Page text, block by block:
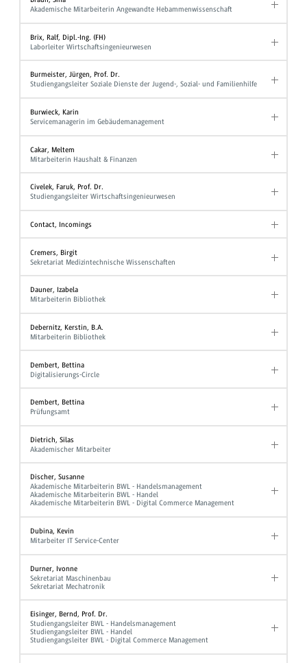
Akademische Mitarbeiterin Angewandte Hebammenwissenschaft
Brix, Ralf, Dipl.-Ing. (FH)
Laborleiter Wirtschaftsingenieurwesen
Burmeister, Jürgen, Prof. Dr.
Studiengangsleiter Soziale Dienste der Jugend-, Sozial- und Familienhilfe
Burwieck, Karin
Servicemanagerin im Gebäudemanagement
Cakar, Meltem
Mitarbeiterin Haushalt & Finanzen
Civelek, Faruk, Prof. Dr.
Studiengangsleiter Wirtschaftsingenieurwesen
Contact, Incomings
Cremers, Birgit
Sekretariat Medizintechnische Wissenschaften
Dauner, Izabela
Mitarbeiterin Bibliothek
Debernitz, Kerstin, B.A.
Mitarbeiterin Bibliothek
Dembert, Bettina
Digitalisierungs-Circle
Dembert, Bettina
Prüfungsamt
Dietrich, Silas
Akademischer Mitarbeiter
Discher, Susanne
Akademische Mitarbeiterin BWL - Handelsmanagement
Akademische Mitarbeiterin BWL - Handel
Akademische Mitarbeiterin BWL - Digital Commerce Management
Dubina, Kevin
Mitarbeiter IT Service-Center
Durner, Ivonne
Sekretariat Maschinenbau
Sekretariat Mechatronik
Eisinger, Bernd, Prof. Dr.
Studiengangsleiter BWL - Handelsmanagement
Studiengangsleiter BWL - Handel
Studiengangsleiter BWL - Digital Commerce Management